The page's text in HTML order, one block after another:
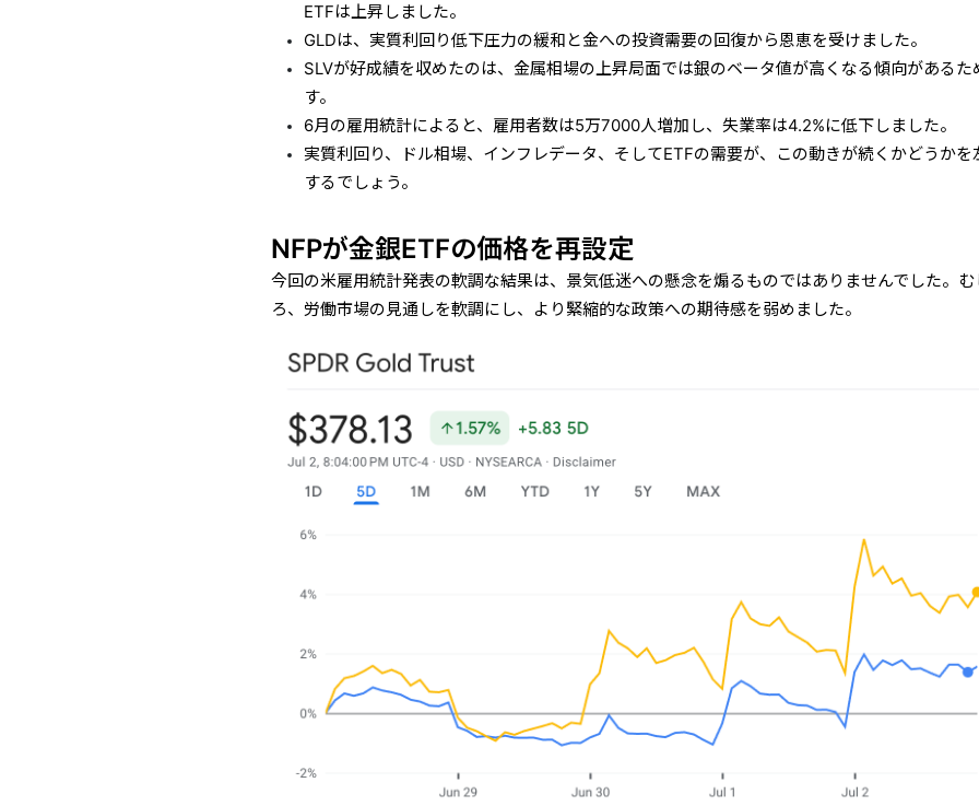
ETFは上昇しました。
GLDは、実質利回り低下圧力の緩和と金への投資需要の回復から恩恵を受けました。
SLVが好成績を収めたのは、金属相場の上昇局面では銀のベータ値が高くなる傾向があるた
す。
6月の雇用統計によると、雇用者数は5万7000人増加し、失業率は4.2%に低下しました。
実質利回り、ドル相場、インフレデータ、そしてETFの需要が、この動きが続くかどうかを
するでしょう。
NFPが金銀ETFの価格を再設定
今回の米雇用統計発表の軟調な結果は、景気低迷への懸念を煽るものではありませんでした。む
ろ、労働市場の見通しを軟調にし、より緊縮的な政策への期待感を弱めました。